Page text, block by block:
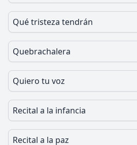
Qué tristeza tendrán
Quebrachalera
Quiero tu voz
Recital a la infancia
Recital a la paz